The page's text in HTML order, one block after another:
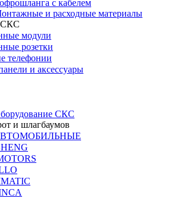
с кабелем
и расходные материалы
СКС
модули
розетки
телефонии
и аксессуары
СКС
и шлагбаумов